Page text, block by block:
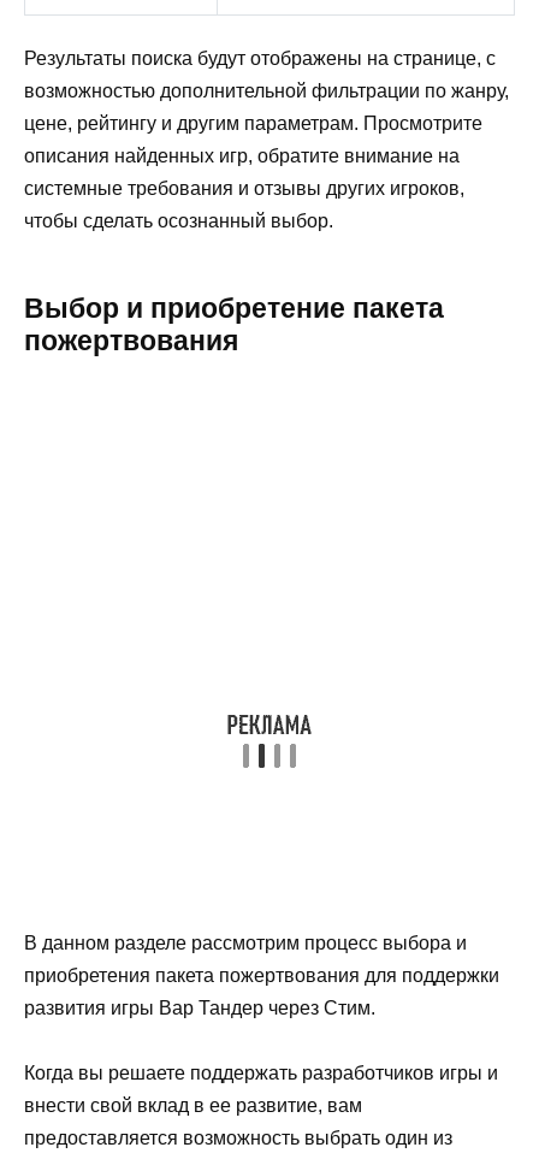
Результаты поиска будут отображены на странице, с
возможностью дополнительной фильтрации по жанру,
цене, рейтингу и другим параметрам. Просмотрите
описания найденных игр, обратите внимание на
системные требования и отзывы других игроков,
чтобы сделать осознанный выбор.
Выбор и приобретение пакета
пожертвования
В данном разделе рассмотрим процесс выбора и
приобретения пакета пожертвования для поддержки
развития игры Вар Тандер через Стим.
Когда вы решаете поддержать разработчиков игры и
внести свой вклад в ее развитие, вам
предоставляется возможность выбрать один из